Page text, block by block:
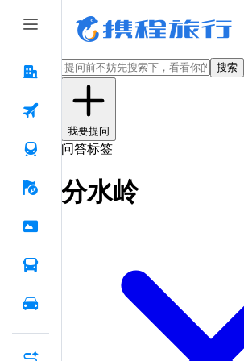
搜索
我要提问
问答标签
分水岭